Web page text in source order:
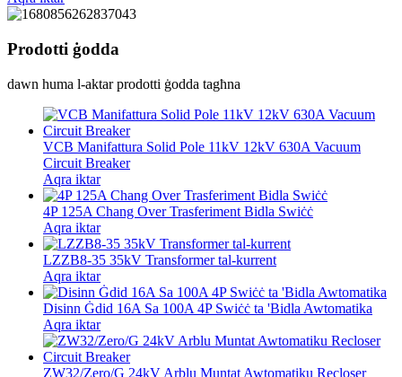
Prodotti ġodda
dawn huma l-aktar prodotti ġodda tagħna
VCB Manifattura Solid Pole 11kV 12kV 630A Vacuum
Circuit Breaker
Aqra iktar
4P 125A Chang Over Trasferiment Bidla Swiċċ
Aqra iktar
LZZB8-35 35kV Transformer tal-kurrent
Aqra iktar
Disinn Ġdid 16A Sa 100A 4P Swiċċ ta 'Bidla Awtomatika
Aqra iktar
ZW32/Zero/G 24kV Arblu Muntat Awtomatiku Recloser